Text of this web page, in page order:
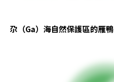
尕（Ga）海自然保護區的雁鴨